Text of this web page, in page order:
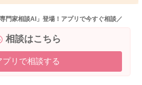
ます😊
門家相談AI」登場！アプリで今すぐ相談／
相談はこちら
プリで相談する